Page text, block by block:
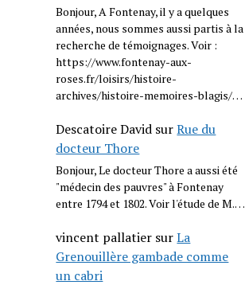
Bonjour, A Fontenay, il y a quelques
années, nous sommes aussi partis à la
recherche de témoignages. Voir :
https://www.fontenay-aux-
roses.fr/loisirs/histoire-
archives/histoire-memoires-blagis/…
Descatoire David surRue du
docteur Thore
Bonjour, Le docteur Thore a aussi été
"médecin des pauvres" à Fontenay
entre 1794 et 1802. Voir l'étude de M.…
vincent pallatier surLa
Grenouillère gambade comme
un cabri